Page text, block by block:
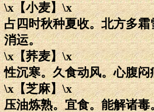
\x【小麦】\x
占四时秋种夏收。北方多
消运。
\x【荞麦】\x
性沉寒。久食动风。心腹
\x【芝麻】\x
压油炼熟。宜食。能解诸